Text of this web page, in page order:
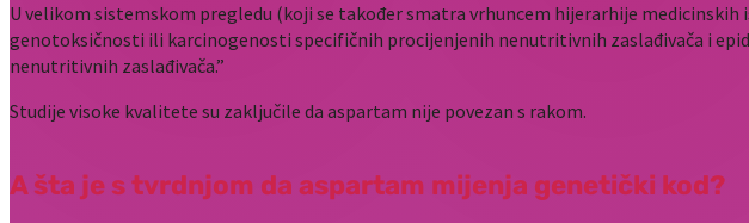
U velikom sistemskom pregledu (koji se također smatra vrhuncem hijerarhije medicinskih
genotoksičnosti ili karcinogenosti specifičnih procijenjenih nenutritivnih zaslađivača i
nenutritivnih zaslađivača.”
Studije visoke kvalitete su zaključile da aspartam nije povezan s rakom.
A šta je s tvrdnjom da aspartam mijenja genetički kod?